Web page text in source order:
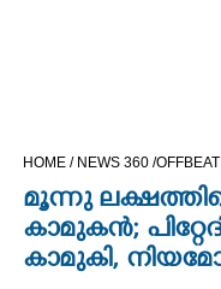
CINEMA
OPINION
HOME / NEWS 360 /OFFBEAT
മൂന്നു
കാമുകൻ;
കാമുകി,